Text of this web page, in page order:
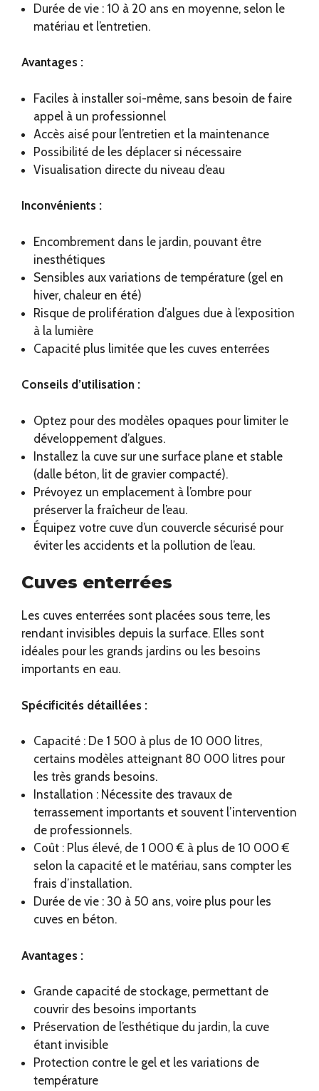
Durée de vie : 10 à 20 ans en moyenne, selon le
matériau et l’entretien.
Avantages :
Faciles à installer soi-même, sans besoin de faire
appel à un professionnel
Accès aisé pour l’entretien et la maintenance
Possibilité de les déplacer si nécessaire
Visualisation directe du niveau d’eau
Inconvénients :
Encombrement dans le jardin, pouvant être
inesthétiques
Sensibles aux variations de température (gel en
hiver, chaleur en été)
Risque de prolifération d’algues due à l’exposition
à la lumière
Capacité plus limitée que les cuves enterrées
Conseils d’utilisation :
Optez pour des modèles opaques pour limiter le
développement d’algues.
Installez la cuve sur une surface plane et stable
(dalle béton, lit de gravier compacté).
Prévoyez un emplacement à l’ombre pour
préserver la fraîcheur de l’eau.
Équipez votre cuve d’un couvercle sécurisé pour
éviter les accidents et la pollution de l’eau.
Cuves enterrées
Les cuves enterrées sont placées sous terre, les
rendant invisibles depuis la surface. Elles sont
idéales pour les grands jardins ou les besoins
importants en eau.
Spécificités détaillées :
Capacité : De 1 500 à plus de 10 000 litres,
certains modèles atteignant 80 000 litres pour
les très grands besoins.
Installation : Nécessite des travaux de
terrassement importants et souvent l’intervention
de professionnels.
Coût : Plus élevé, de 1 000 € à plus de 10 000 €
selon la capacité et le matériau, sans compter les
frais d’installation.
Durée de vie : 30 à 50 ans, voire plus pour les
cuves en béton.
Avantages :
Grande capacité de stockage, permettant de
couvrir des besoins importants
Préservation de l’esthétique du jardin, la cuve
étant invisible
Protection contre le gel et les variations de
température